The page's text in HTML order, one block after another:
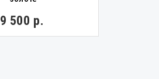
9 500 р.